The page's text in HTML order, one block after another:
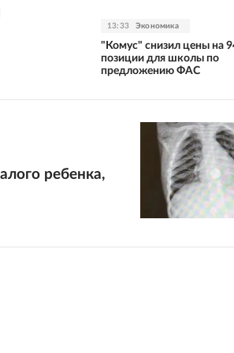
13:33 Экономика
"Комус" снизил цены на
позиции для школы по
предложению ФАС
ребенка,